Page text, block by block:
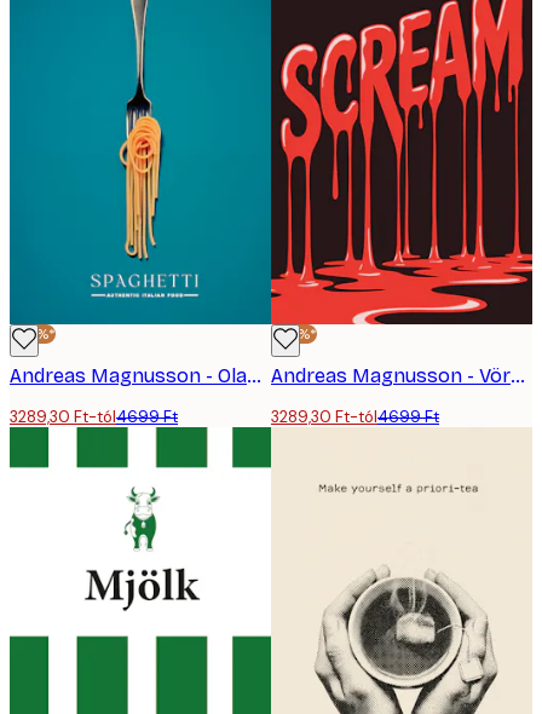
-30%*
Andreas Magnusson - Olasz Spagetti Villa Poszter
3289,30 Ft-tól4699 Ft
-30%*
Andreas Magnusson - Vörös Csöpögő Sikoly Poszter
3289,30 Ft-tól4699 Ft